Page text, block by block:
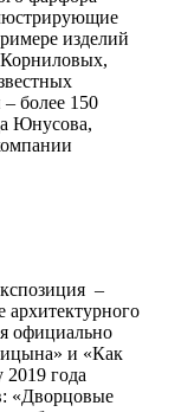
изделий
Корниловых,
более 150
Юнусова,
–
официально
и «Как
года
«Дворцовые